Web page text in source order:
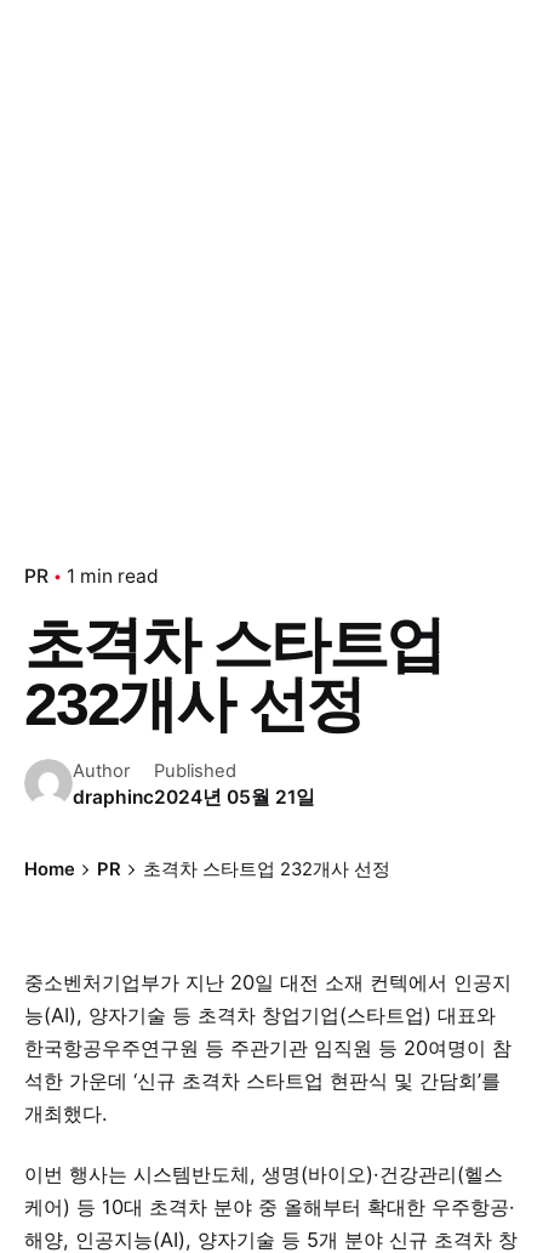
PR 1 min read
초격차 스타트업
232개사 선정
Author
draphinc
Published
2024년 05월 21일
Home PR 초격차 스타트업 232개사 선정
중소벤처기업부가 지난 20일 대전 소재 컨텍에서 인공지
능(AI), 양자기술 등 초격차 창업기업(스타트업) 대표와
한국항공우주연구원 등 주관기관 임직원 등 20여명이 참
석한 가운데 ‘신규 초격차 스타트업 현판식 및 간담회’를
개최했다.
이번 행사는 시스템반도체, 생명(바이오)·건강관리(헬스
케어) 등 10대 초격차 분야 중 올해부터 확대한 우주항공·
해양, 인공지능(AI), 양자기술 등 5개 분야 신규 초격차 창